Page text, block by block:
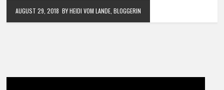
AUGUST 29, 2018 BY HEIDI VOM LANDE, BLOGGERIN